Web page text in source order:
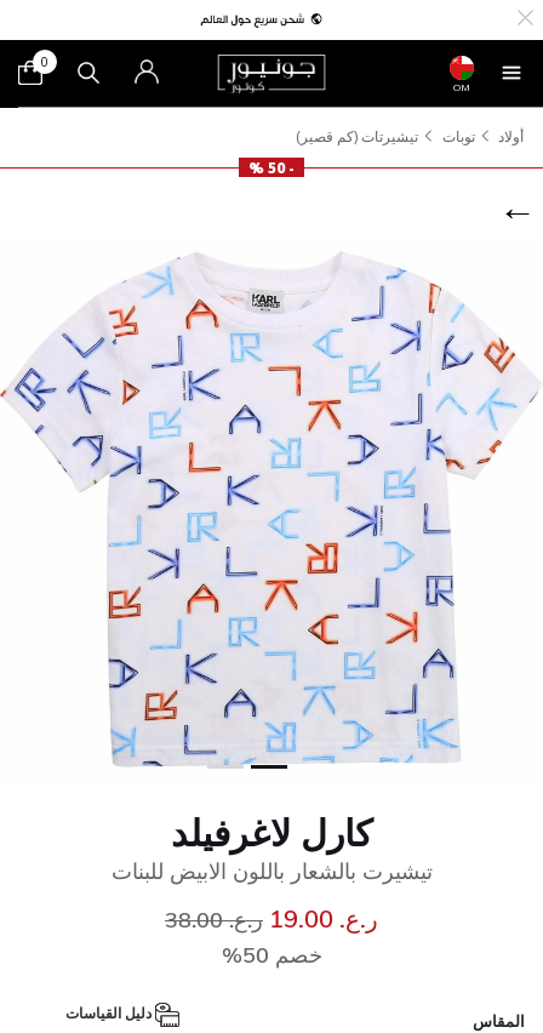
OM
0
أولاد توبات
تيشيرتات (كم قصير)
- 50 %
كارل لاغرفيلد
تيشيرت بالشعار باللون الابيض للبنات
ر.ع. 19.00 سعر مخفض من
ر.ع. 38.00
خصم 50%
المقاس